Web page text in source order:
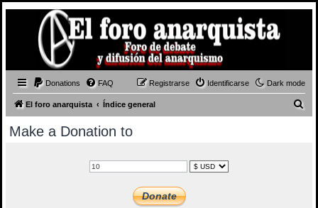
Dark mode
Donations FAQ Identificarse
Registrarse
El foro anarquista Índice general
Make a Donation to